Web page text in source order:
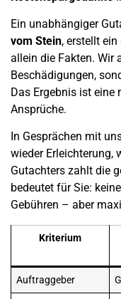
Ein unabhängiger
vom Stein, erstellt
allein die Fakten. Wir
Beschädigungen,
Das Ergebnis ist eine
Ansprüche.
In Gesprächen mit
wieder Erleichterung,
Gutachters zahlt die
bedeutet für Sie:
Gebühren – aber
Kriterium
Auftraggeber